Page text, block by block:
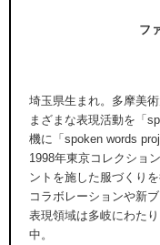
フ
埼玉県生まれ。多摩美
まざまな表現活動を「
機に「spoken words
1998年東京コレクショ
ントを施した服づくり
コラボレーションや新
表現領域は多岐にわた
中。